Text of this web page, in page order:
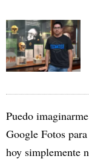
Puedo
Google Fotos
hoy simplemente